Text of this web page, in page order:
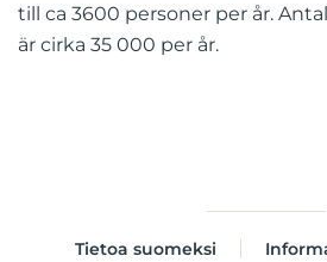
till ca 3600 personer per år.
är cirka 35 000 per år.
Tietoa suomeksi